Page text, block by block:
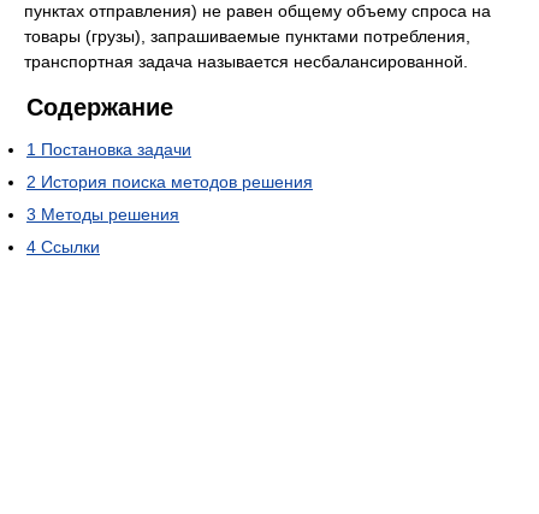
пунктах отправления) не равен общему объему спроса на
товары (грузы), запрашиваемые пунктами потребления,
транспортная задача называется несбалансированной.
Содержание
1 Постановка задачи
2 История поиска методов решения
3 Методы решения
4 Ссылки